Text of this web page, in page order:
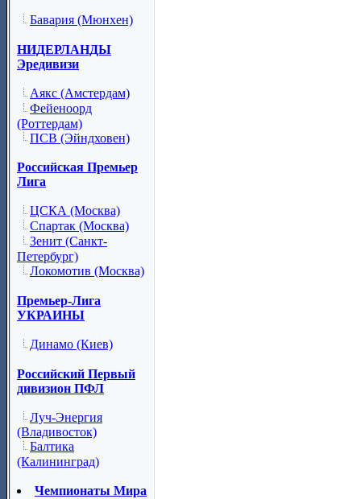
Бавария (Мюнхен)
НИДЕРЛАНДЫ
Эредивизи
Аякс (Амстердам)
Фейеноорд
(Роттердам)
ПСВ (Эйндховен)
Российская Премьер
Лига
ЦСКА (Москва)
Спартак (Москва)
Зенит (Санкт-
Петербург)
Локомотив (Москва)
Премьер-Лига
УКРАИНЫ
Динамо (Киев)
Российский Первый
дивизион ПФЛ
Луч-Энергия
(Владивосток)
Балтика
(Калининград)
Чемпионаты Мира